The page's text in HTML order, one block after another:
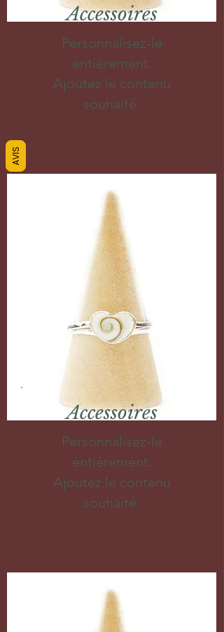
Accessoires
Personnalisez-le
entièrement.
Ajoutez le contenu
souhaité.
Accessoires
Personnalisez-le
entièrement.
Ajoutez le contenu
souhaité.
AVIS